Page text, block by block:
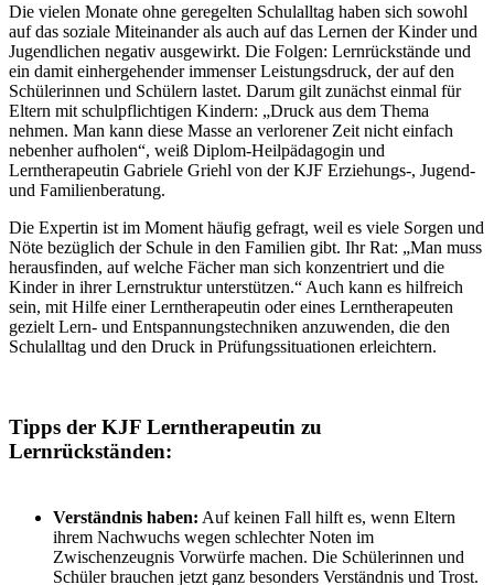
Die vielen Monate ohne geregelten Schulalltag haben sich sowohl
auf das soziale Miteinander als auch auf das Lernen der Kinder und
Jugendlichen negativ ausgewirkt. Die Folgen: Lernrückstände und
ein damit einhergehender immenser Leistungsdruck, der auf den
Schülerinnen und Schülern lastet. Darum gilt zunächst einmal für
Eltern mit schulpflichtigen Kindern: „Druck aus dem Thema
nehmen. Man kann diese Masse an verlorener Zeit nicht einfach
nebenher aufholen“, weiß Diplom-Heilpädagogin und
Lerntherapeutin Gabriele Griehl von der KJF Erziehungs-, Jugend-
und Familienberatung.
Die Expertin ist im Moment häufig gefragt, weil es viele Sorgen und
Nöte bezüglich der Schule in den Familien gibt. Ihr Rat: „Man muss
herausfinden, auf welche Fächer man sich konzentriert und die
Kinder in ihrer Lernstruktur unterstützen.“ Auch kann es hilfreich
sein, mit Hilfe einer Lerntherapeutin oder eines Lerntherapeuten
gezielt Lern- und Entspannungstechniken anzuwenden, die den
Schulalltag und den Druck in Prüfungssituationen erleichtern.
Tipps der KJF Lerntherapeutin zu
Lernrückständen:
Verständnis haben: Auf keinen Fall hilft es, wenn Eltern
ihrem Nachwuchs wegen schlechter Noten im
Zwischenzeugnis Vorwürfe machen. Die Schülerinnen und
Schüler brauchen jetzt ganz besonders Verständnis und Trost.